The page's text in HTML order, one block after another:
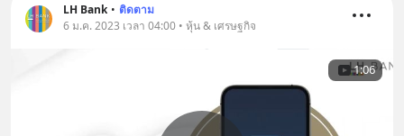
LH Bank • ติดตาม
6 ม.ค. 2023 เวลา 04:00 • หุ้น & เศรษฐกิจ
1:06